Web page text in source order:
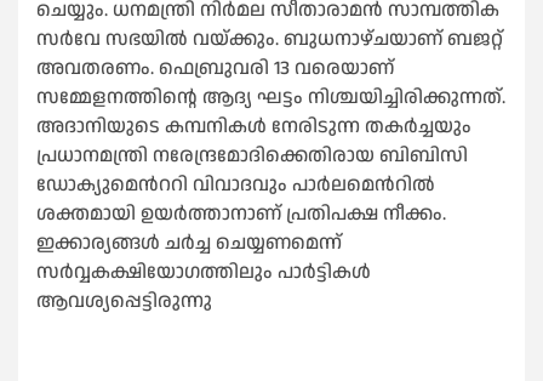
ചെയ്യും. ധനമന്ത്രി നിര്‍മല സീതാരാമന്‍ സാമ്പത്തിക
സര്‍വേ സഭയില്‍ വയ്ക്കും. ബുധനാഴ്ചയാണ് ബജറ്റ്
അവതരണം. ഫെബ്രുവരി 13 വരെയാണ്
സമ്മേളനത്തിന്റെ ആദ്യ ഘട്ടം നിശ്ചയിച്ചിരിക്കുന്നത്.
അദാനിയുടെ കമ്പനികള്‍ നേരിടുന്ന തകര്‍ച്ചയും
പ്രധാനമന്ത്രി നരേന്ദ്രമോദിക്കെതിരായ ബിബിസി
ഡോക്യുമെന്‍ററി വിവാദവും പാര്‍ലമെന്‍റില്‍
ശക്തമായി ഉയര്‍ത്താനാണ് പ്രതിപക്ഷ നീക്കം.
ഇക്കാര്യങ്ങള്‍ ചര്‍ച്ച ചെയ്യണമെന്ന്
സര്‍വ്വകക്ഷിയോഗത്തിലും പാര്‍ട്ടികള്‍
ആവശ്യപ്പെട്ടിരുന്നു